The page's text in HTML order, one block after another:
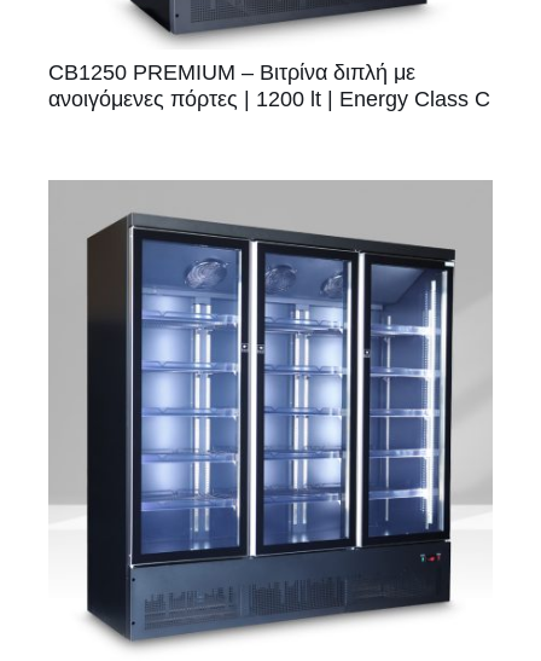
CB1250 PREMIUM – Βιτρίνα διπλή με
ανοιγόμενες πόρτες | 1200 lt | Energy Class C